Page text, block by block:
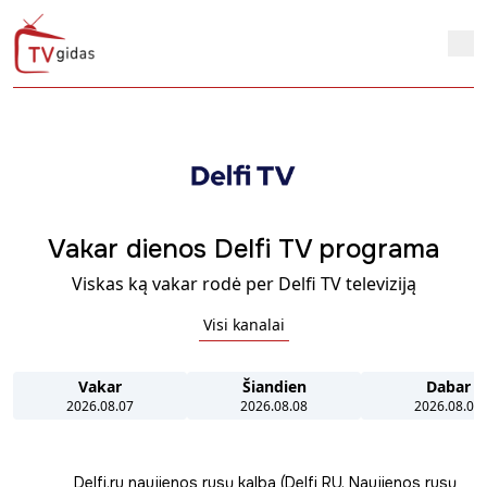
Vakar dienos Delfi TV programa
Viskas ką vakar rodė per Delfi TV televiziją
Visi kanalai
Vakar
2026.08.07
Šiandien
2026.08.08
Dabar
2026.08.08
Delfi.ru naujienos rusų kalba (Delfi RU. Naujienos rusų